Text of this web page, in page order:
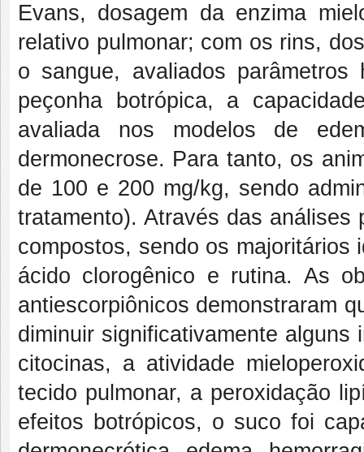
Evans, dosagem da enzima
relativo pulmonar; com os rins,
o sangue, avaliados
peçonha botrópica, a
avaliada nos modelos de
dermonecrose. Para tanto, os
de 100 e 200 mg/kg, sendo
tratamento). Através das análises
compostos, sendo os majoritários
ácido clorogênico e rutina. As
antiescorpiônicos demonstraram
diminuir significativamente
citocinas, a atividade
tecido pulmonar, a peroxidação
efeitos botrópicos, o suco foi